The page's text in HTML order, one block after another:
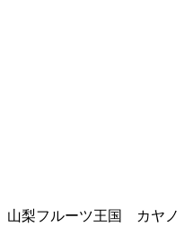
山梨フルーツ王国 カヤノ